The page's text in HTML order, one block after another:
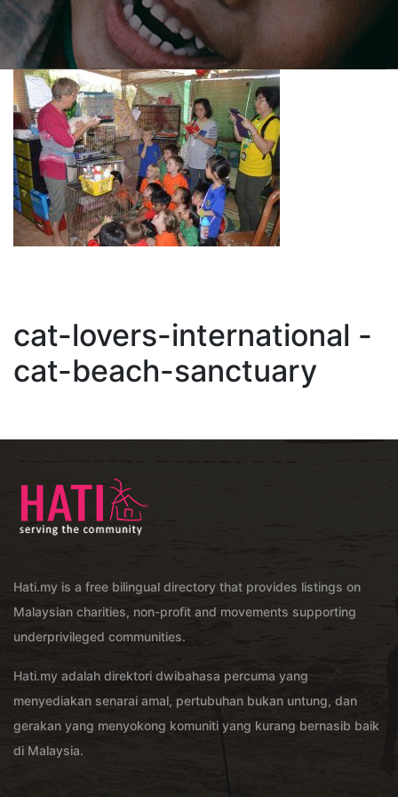
cat-lovers-international -
cat-beach-sanctuary
Hati.my is a free bilingual directory that provides listings on
Malaysian charities, non-profit and movements supporting
underprivileged communities.
Hati.my adalah direktori dwibahasa percuma yang
menyediakan senarai amal, pertubuhan bukan untung, dan
gerakan yang menyokong komuniti yang kurang bernasib baik
di Malaysia.